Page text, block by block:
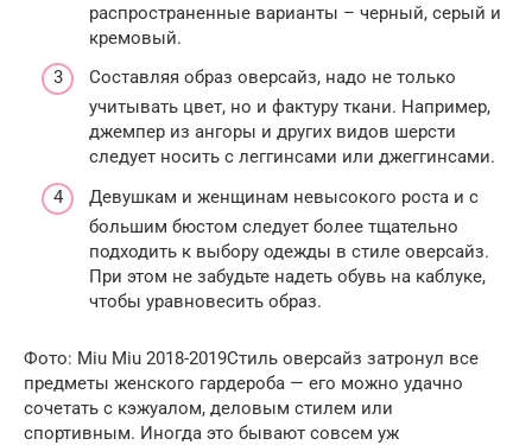
распространенные варианты – черный, серый и
кремовый.
Составляя образ оверсайз, надо не только
учитывать цвет, но и фактуру ткани. Например,
джемпер из ангоры и других видов шерсти
следует носить с леггинсами или джеггинсами.
Девушкам и женщинам невысокого роста и с
большим бюстом следует более тщательно
подходить к выбору одежды в стиле оверсайз.
При этом не забудьте надеть обувь на каблуке,
чтобы уравновесить образ.
Фото: Miu Miu 2018-2019Стиль оверсайз затронул все
предметы женского гардероба — его можно удачно
сочетать с кэжуалом, деловым стилем или
спортивным. Иногда это бывают совсем уж